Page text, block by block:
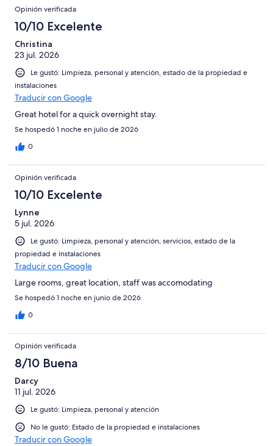
Opinión verificada
10/10 Excelente
Christina
23 jul. 2026
Le gustó: Limpieza, personal y atención, estado de la propiedad e
instalaciones
Traducir con Google
Great hotel for a quick overnight stay.
Se hospedó 1 noche en julio de 2026
0
Opinión verificada
10/10 Excelente
Lynne
5 jul. 2026
Le gustó: Limpieza, personal y atención, servicios, estado de la
propiedad e instalaciones
Traducir con Google
Large rooms, great location, staff was accomodating
Se hospedó 1 noche en junio de 2026
0
Opinión verificada
8/10 Buena
Darcy
11 jul. 2026
Le gustó: Limpieza, personal y atención
No le gustó: Estado de la propiedad e instalaciones
Traducir con Google